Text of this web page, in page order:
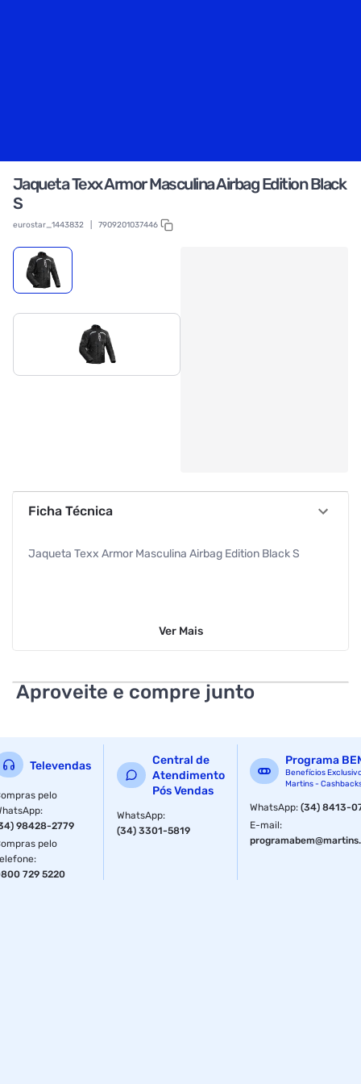
Jaqueta Texx Armor Masculina Airbag Edition Black
S
eurostar_1443832 7909201037446
Ficha Técnica
Jaqueta Texx Armor Masculina Airbag Edition Black S
Ver Mais
Aproveite e compre junto
Televendas
pelo
:
98428-2779
pelo
:
729 5220
Central de
Atendimento
Pós Vendas
WhatsApp:
(34) 3301-5819
Programa
Benefícios
Martins -
WhatsApp:(34) 8413-
E-mail: